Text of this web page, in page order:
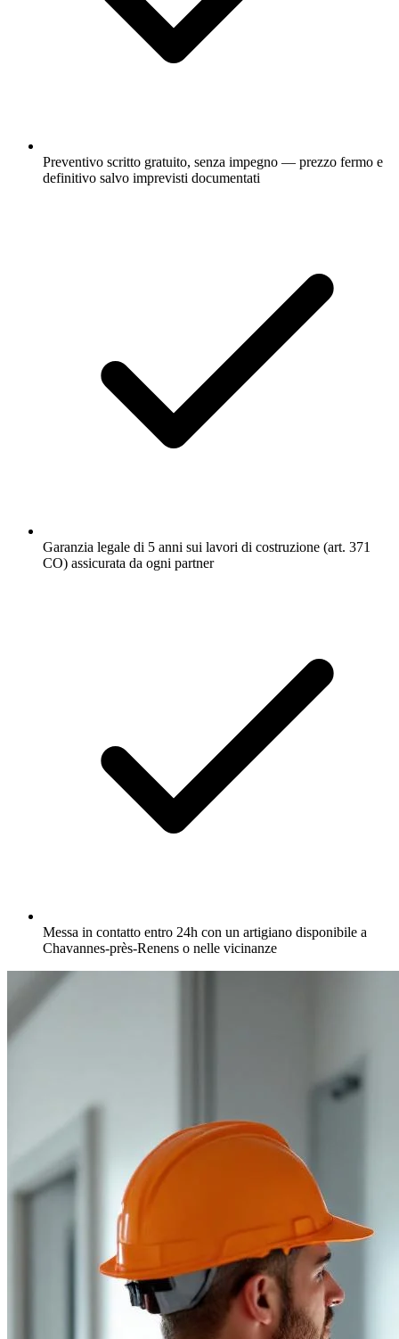
Preventivo scritto gratuito, senza impegno — prezzo fermo e
definitivo salvo imprevisti documentati
Garanzia legale di 5 anni sui lavori di costruzione (art. 371
CO) assicurata da ogni partner
Messa in contatto entro 24h con un artigiano disponibile a
Chavannes-près-Renens o nelle vicinanze